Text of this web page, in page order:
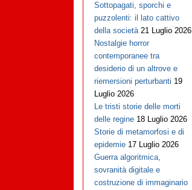
Sottopagati, sporchi e
puzzolenti: il lato cattivo
della società 21 Luglio 2026
Nostalgie horror
contemporanee tra
desiderio di un altrove e
riemersioni perturbanti 19
Luglio 2026
Le tristi storie delle morti
delle regine 18 Luglio 2026
Storie di metamorfosi e di
epidemie 17 Luglio 2026
Guerra algoritmica,
sovranità digitale e
costruzione di immaginario